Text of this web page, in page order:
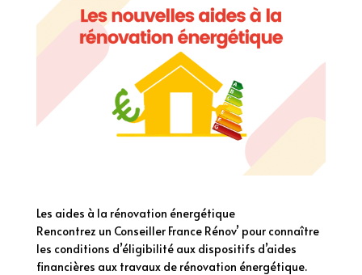
Les aides à la rénovation énergétique
Rencontrez un Conseiller France Rénov’ pour connaître
les conditions d’éligibilité aux dispositifs d’aides
financières aux travaux de rénovation énergétique.